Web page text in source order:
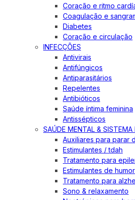
Coração e ritmo
Coagulação e
Diabetes
Coração e circulação
INFECÇÕES
Antivirais
Antifúngicos
Antiparasitários
Repelentes
Antibióticos
Saúde íntima feminina
Antissépticos
SAÚDE MENTAL & SISTEMA
Auxiliares para parar
Estimulantes / tdah
Tratamento para
Estimulantes de
Tratamento para
Sono & relaxamento